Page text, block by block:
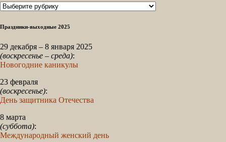
Все
Праздники-выходные 2025
29 декабря – 8 января 2025
(воскресенье – среда):
Новогодние каникулы
23 февраля
(воскресенье):
День защитника Отечества
8 марта
(суббота):
Международный женский день